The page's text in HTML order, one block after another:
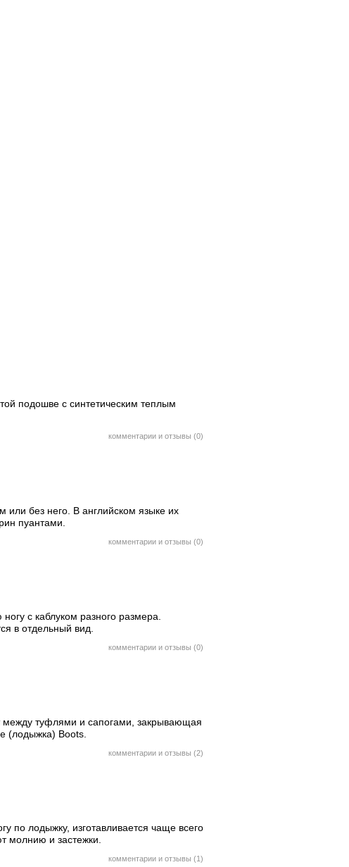
подошве с синтетическим теплым
комментарии и отзывы (0)
или без него. В английском языке их
пуантами.
комментарии и отзывы (0)
с каблуком разного размера.
в отдельный вид.
комментарии и отзывы (0)
между туфлями и сапогами, закрывающая
(лодыжка) Boots.
комментарии и отзывы (2)
по лодыжку, изготавливается чаще всего
молнию и застежки.
комментарии и отзывы (1)